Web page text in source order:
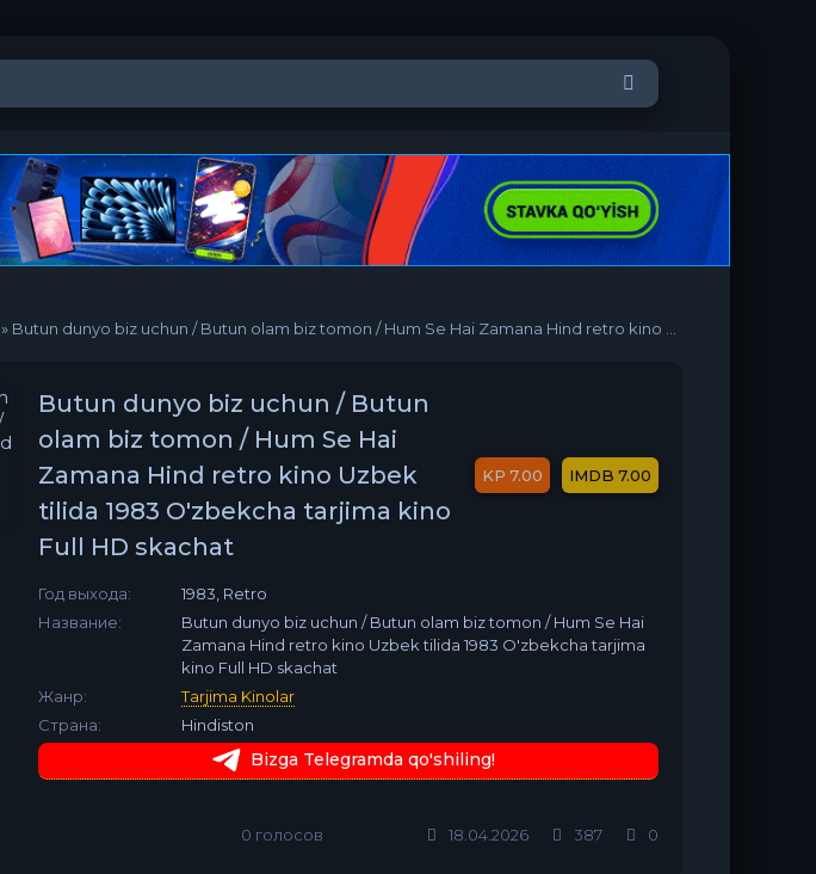
» Butun dunyo biz uchun / Butun olam biz tomon / Hum Se Hai Zamana Hind retro kino Uzbek tilida 1983 O'zbekcha tarjima kino Full HD skachat
Butun dunyo biz uchun / Butun
olam biz tomon / Hum Se Hai
Zamana Hind retro kino Uzbek
tilida 1983 O'zbekcha tarjima kino
Full HD skachat
7.00 7.00
Год выхода:
1983, Retro
Название:
Butun dunyo biz uchun / Butun olam biz tomon / Hum Se Hai
Zamana Hind retro kino Uzbek tilida 1983 O'zbekcha tarjima
kino Full HD skachat
Жанр:
Tarjima Kinolar
Страна:
Hindiston
Bizga Telegramda qo'shiling!
0 голосов 18.04.2026 387 0